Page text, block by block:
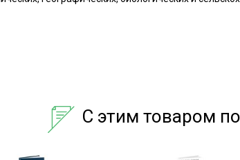
С этим товаром